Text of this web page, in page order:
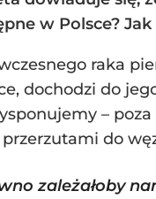
w Polsce?
raka
dochodzi do
–
do
zależałoby